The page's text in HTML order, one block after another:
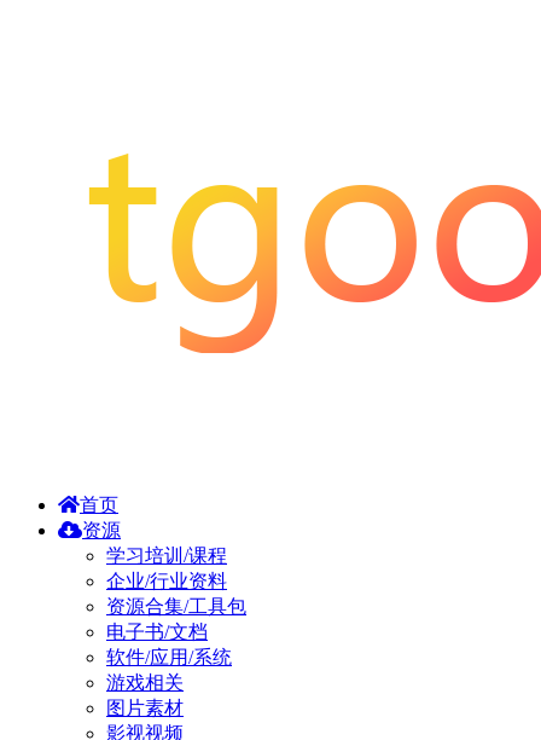
首页
资源
学习培训/课程
企业/行业资料
资源合集/工具包
电子书/文档
软件/应用/系统
游戏相关
图片素材
影视视频